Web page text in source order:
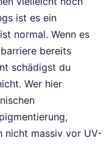
ist es ein
normal. Wenn es
bereits
schädigst du
Wer hier
nicht massiv vor UV-